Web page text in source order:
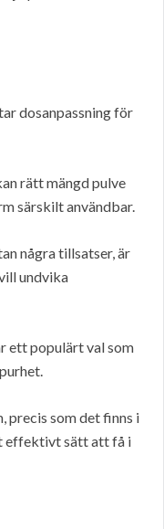
dosanpassning för
rätt mängd pulve
särskilt användbar.
några tillsatser, är
undvika
ett populärt val som
precis som det finns i
effektivt sätt att få i